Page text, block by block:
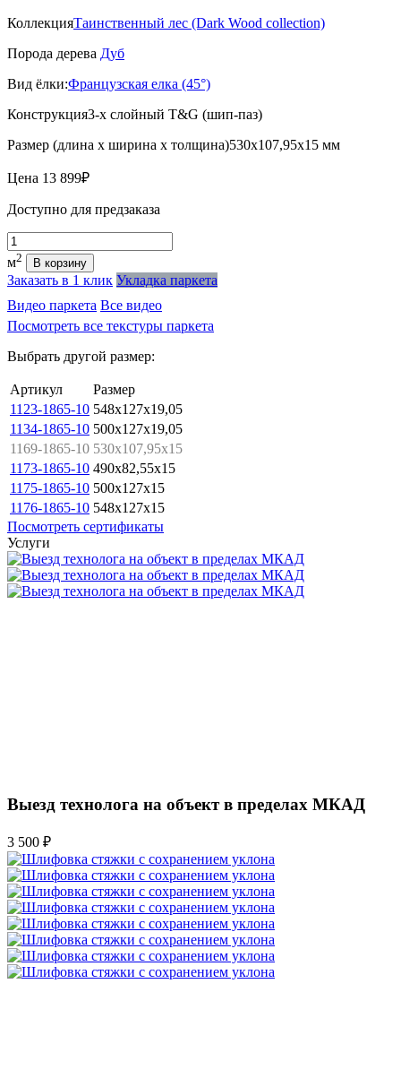
КоллекцияТаинственный лес (Dark Wood collection)
Порода дерева Дуб
Вид ёлки:Французская елка (45°)
Конструкция3-х слойный T&G (шип-паз)
Размер (длина х ширина х толщина)530х107,95х15 мм
Цена 13 899₽
Доступно для предзаказа
Количество
м2 В корзину
Заказать в 1 клик Укладка паркета
Видео паркета Все видео
Посмотреть все текстуры паркета
Выбрать другой размер:
Артикул
Размер
1123-1865-10 548x127x19,05
1134-1865-10 500x127x19,05
1169-1865-10 530x107,95x15
1173-1865-10 490x82,55x15
1175-1865-10 500x127x15
1176-1865-10 548x127x15
Посмотреть сертификаты
Услуги
Выезд технолога на объект в пределах МКАД
3 500 ₽